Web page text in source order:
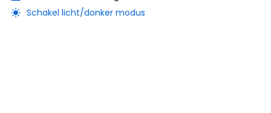
Schakel licht/donker modus